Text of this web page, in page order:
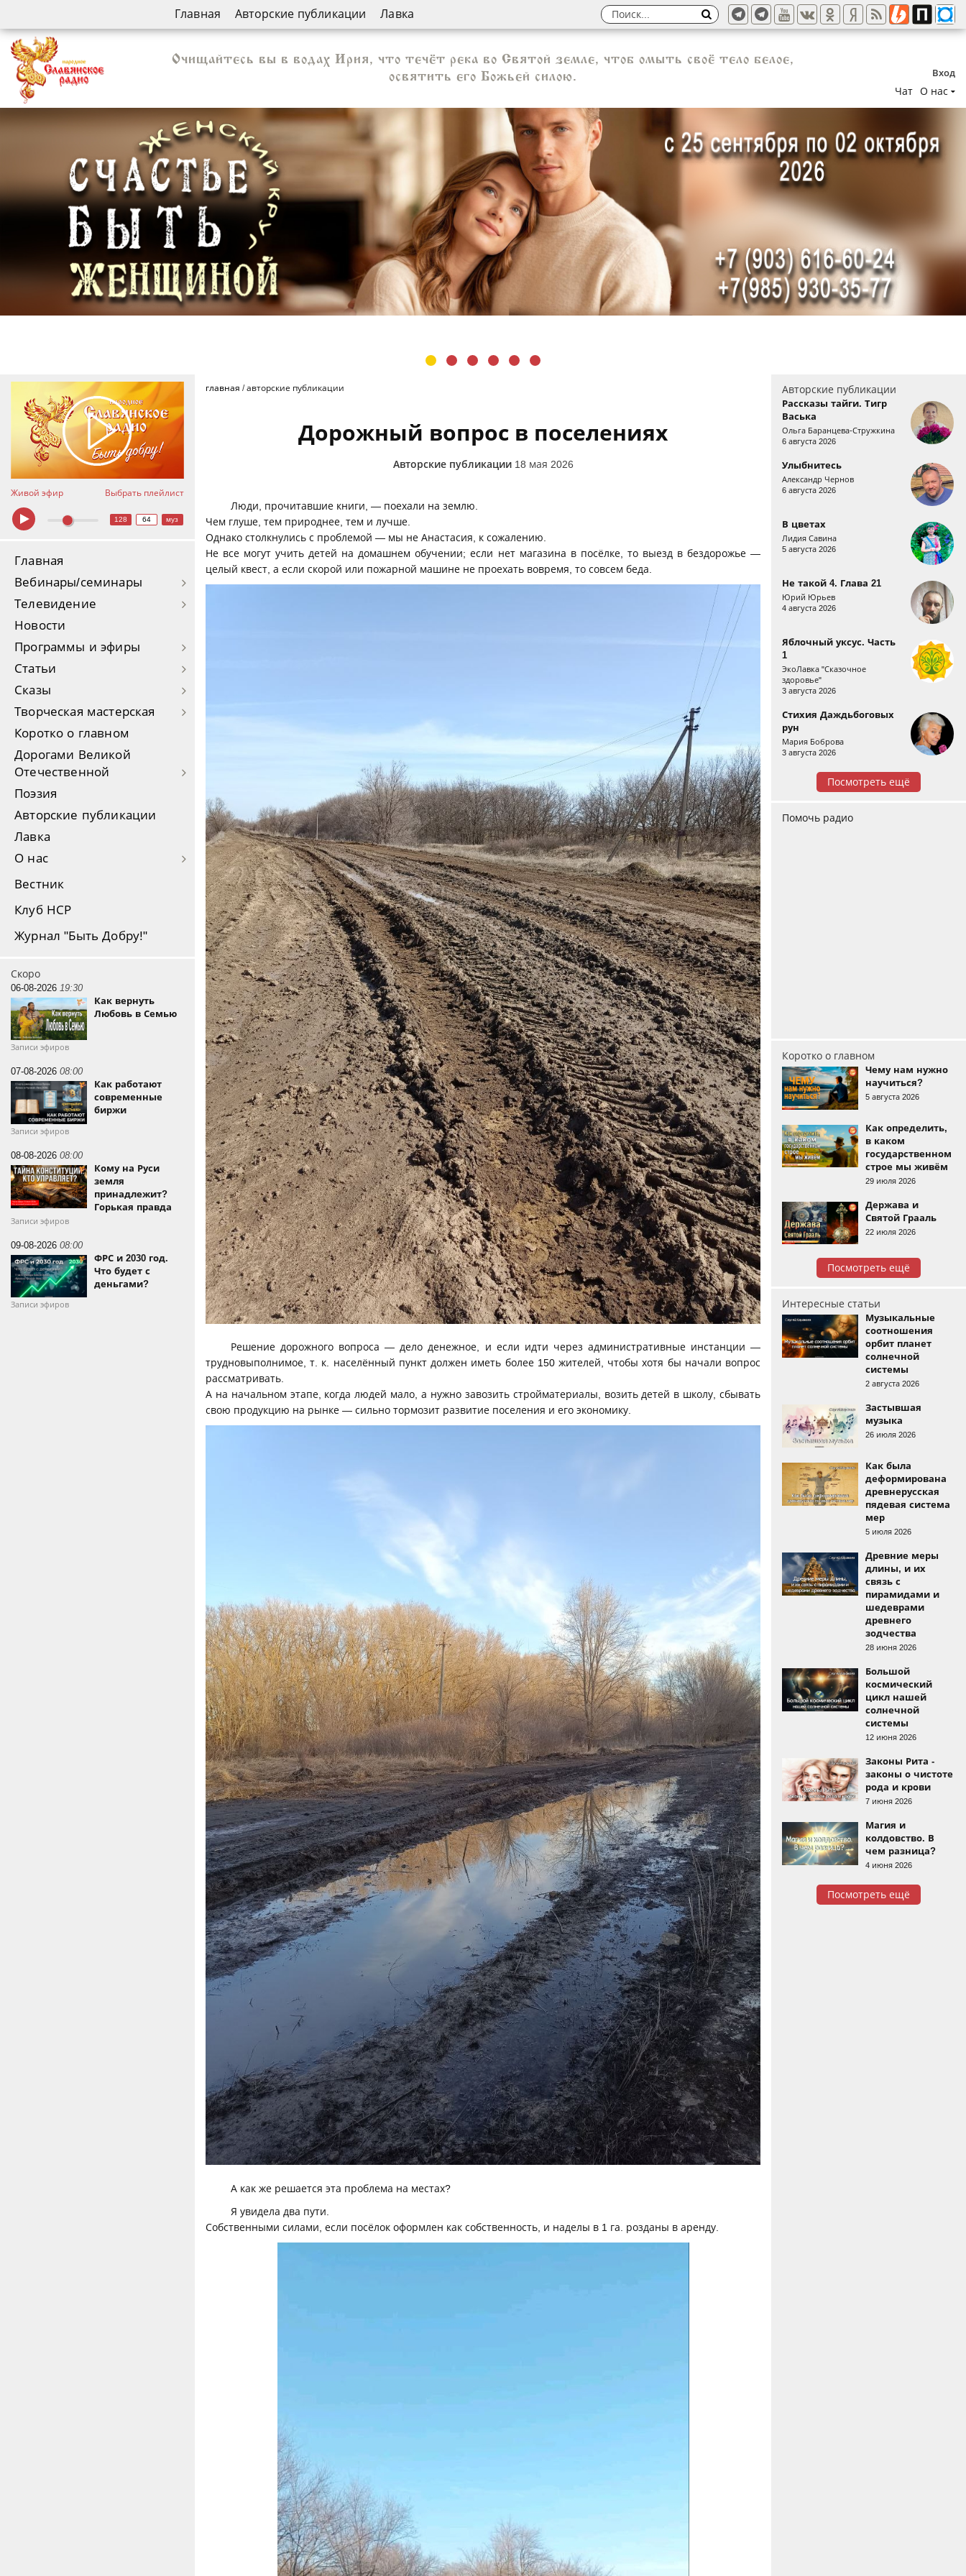
Главная Авторские публикации Лавка
Вход
Чат О нас
Очищайтесь вы в водах Ирия, что течёт река во Святой земле, чтоб омыть своё тело белое,
освятить его Божьей силою.
Живой эфир Выбрать плейлист
128 64 муз
Главная
Вебинары/семинары
Телевидение
Новости
Программы и эфиры
Статьи
Сказы
Творческая мастерская
Коротко о главном
Дорогами Великой
Отечественной
Поэзия
Авторские публикации
Лавка
О нас
Вестник
Клуб НСР
Журнал "Быть Добру!"
Скоро
06-08-2026 19:30
Как вернуть
Любовь в Семью
Записи эфиров
07-08-2026 08:00
Как работают
современные
биржи
Записи эфиров
08-08-2026 08:00
Кому на Руси
земля
принадлежит?
Горькая правда
Записи эфиров
09-08-2026 08:00
ФРС и 2030 год.
Что будет с
деньгами?
Записи эфиров
главная /авторские публикации
Дорожный вопрос в поселениях
Авторские публикации 18 мая 2026
Люди, прочитавшие книги, — поехали на землю.
Чем глуше, тем природнее, тем и лучше.
Однако столкнулись с проблемой — мы не Анастасия, к сожалению.
Не все могут учить детей на домашнем обучении; если нет магазина в посёлке, то выезд в бездорожье —
целый квест, а если скорой или пожарной машине не проехать вовремя, то совсем беда.
Решение дорожного вопроса — дело денежное, и если идти через административные инстанции —
трудновыполнимое, т. к. населённый пункт должен иметь более 150 жителей, чтобы хотя бы начали вопрос
рассматривать.
А на начальном этапе, когда людей мало, а нужно завозить стройматериалы, возить детей в школу, сбывать
свою продукцию на рынке — сильно тормозит развитие поселения и его экономику.
А как же решается эта проблема на местах?
Я увидела два пути.
Собственными силами, если посёлок оформлен как собственность, и наделы в 1 га. розданы в аренду.
Авторские публикации
Рассказы тайги. Тигр
Васька
Ольга Баранцева-Стружкина
6 августа 2026
Улыбнитесь
Александр Чернов
6 августа 2026
В цветах
Лидия Савина
5 августа 2026
Не такой 4. Глава 21
Юрий Юрьев
4 августа 2026
Яблочный уксус. Часть
1
ЭкоЛавка "Сказочное
здоровье"
3 августа 2026
Стихия Даждьбоговых
рун
Мария Боброва
3 августа 2026
Посмотреть ещё
Помочь радио
Коротко о главном
Чему нам нужно
научиться?
5 августа 2026
Как определить,
в каком
государственном
строе мы живём
29 июля 2026
Держава и
Святой Грааль
22 июля 2026
Посмотреть ещё
Интересные статьи
Музыкальные
соотношения
орбит планет
солнечной
системы
2 августа 2026
Застывшая
музыка
26 июля 2026
Как была
деформирована
древнерусская
пядевая система
мер
5 июля 2026
Древние меры
длины, и их
связь с
пирамидами и
шедеврами
древнего
зодчества
28 июня 2026
Большой
космический
цикл нашей
солнечной
системы
12 июня 2026
Законы Рита -
законы о чистоте
рода и крови
7 июня 2026
Магия и
колдовство. В
чем разница?
4 июня 2026
Посмотреть ещё